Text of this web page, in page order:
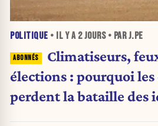
POLITIQUE • IL Y A 2 JOURS• PAR J.PE
Climatiseurs,
élections : pourquoi les
perdent la bataille des